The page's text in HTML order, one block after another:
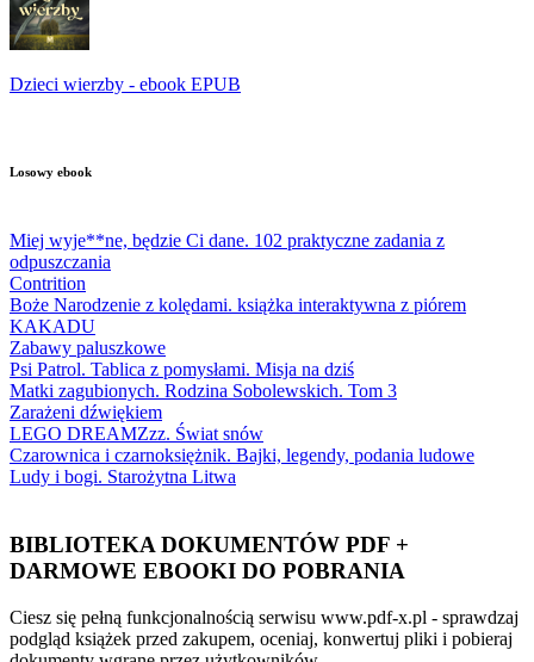
Dzieci wierzby - ebook EPUB
Losowy ebook
Miej wyje**ne, będzie Ci dane. 102 praktyczne zadania z
odpuszczania
Contrition
Boże Narodzenie z kolędami. książka interaktywna z piórem
KAKADU
Zabawy paluszkowe
Psi Patrol. Tablica z pomysłami. Misja na dziś
Matki zagubionych. Rodzina Sobolewskich. Tom 3
Zarażeni dźwiękiem
LEGO DREAMZzz. Świat snów
Czarownica i czarnoksiężnik. Bajki, legendy, podania ludowe
Ludy i bogi. Starożytna Litwa
BIBLIOTEKA DOKUMENTÓW PDF +
DARMOWE EBOOKI DO POBRANIA
Ciesz się pełną funkcjonalnością serwisu www.pdf-x.pl - sprawdzaj
podgląd książek przed zakupem, oceniaj, konwertuj pliki i pobieraj